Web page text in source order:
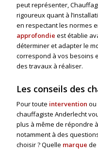
peut représenter,
rigoureux quant à
en respectant les normes
approfondie est établie
déterminer et adapter le
correspond à vos besoins
des travaux à réaliser.
Les conseils des
Pour toute intervention ou
chauffagiste Anderlecht
plus à même de répondre
notamment à des
choisir ? Quelle marque de